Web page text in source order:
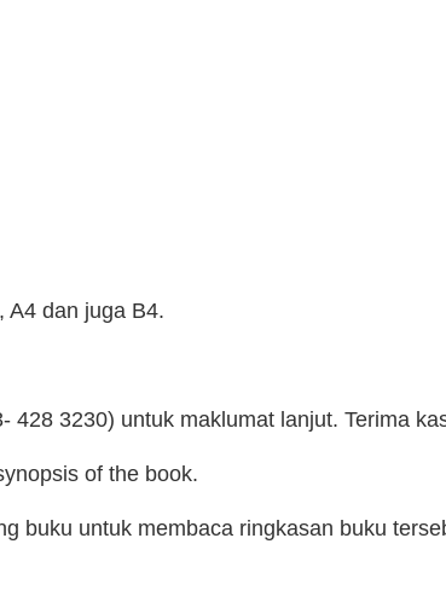
A4 dan juga B4.
428 3230) untuk maklumat lanjut. Terima
of the book.
buku untuk membaca ringkasan buku